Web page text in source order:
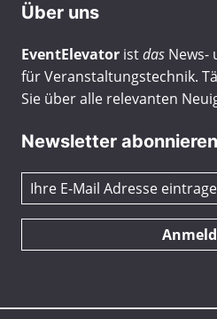
Über uns
EventElevator istdas News-
für Veranstaltungstechnik.
Sie über alle relevanten
Newsletter abonnieren